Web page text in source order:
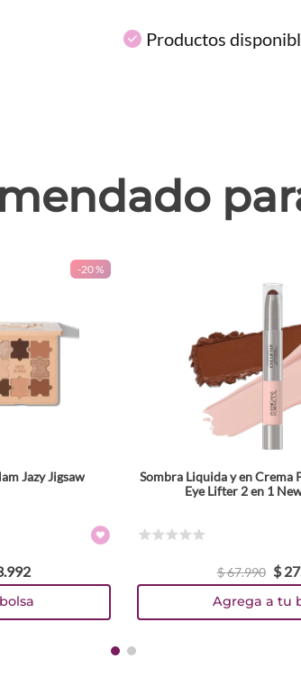
Productos
-20 %
Jazy Jigsaw
.992
Sombra Liquida y en Crema
Eye Lifter 2 en 1
$67.990 $ 27
Agrega a tu